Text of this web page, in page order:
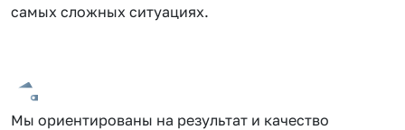
самых сложных ситуациях.
Мы ориентированы на результат и качество